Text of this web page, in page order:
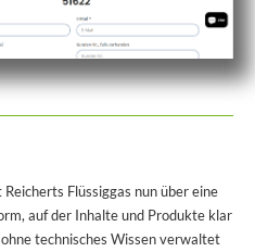
Flüssiggas nun über eine
auf der Inhalte und Produkte klar
technisches Wissen verwaltet